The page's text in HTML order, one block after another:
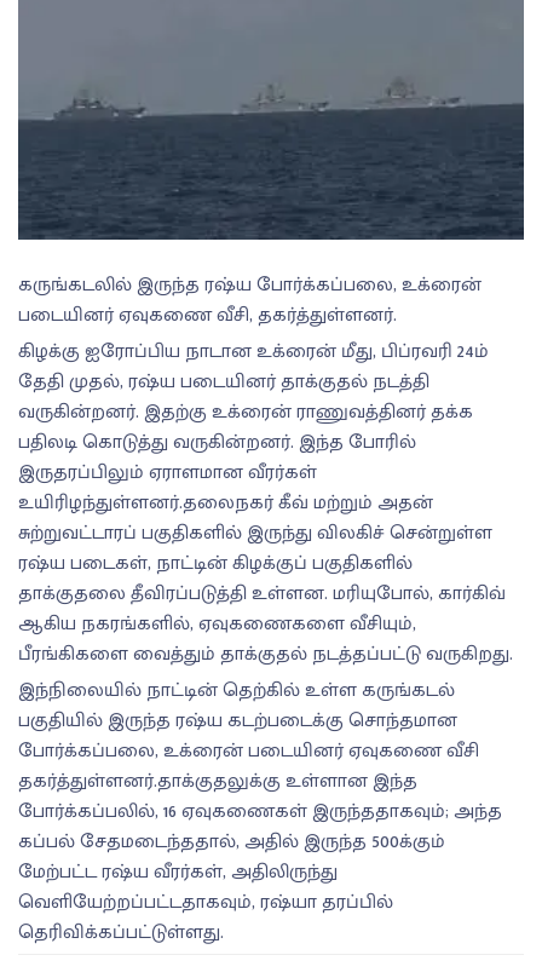
கருங்கடலில் இருந்த ரஷ்ய போர்க்கப்பலை, உக்ரைன்
படையினர் ஏவுகணை வீசி, தகர்த்துள்ளனர்.
கிழக்கு ஐரோப்பிய நாடான உக்ரைன் மீது, பிப்ரவரி 24ம்
தேதி முதல், ரஷ்ய படையினர் தாக்குதல் நடத்தி
வருகின்றனர். இதற்கு உக்ரைன் ராணுவத்தினர் தக்க
பதிலடி கொடுத்து வருகின்றனர். இந்த போரில்
இருதரப்பிலும் ஏராளமான வீரர்கள்
உயிரிழந்துள்ளனர்.தலைநகர் கீவ் மற்றும் அதன்
சுற்றுவட்டாரப் பகுதிகளில் இருந்து விலகிச் சென்றுள்ள
ரஷ்ய படைகள், நாட்டின் கிழக்குப் பகுதிகளில்
தாக்குதலை தீவிரப்படுத்தி உள்ளன. மரியுபோல், கார்கிவ்
ஆகிய நகரங்களில், ஏவுகணைகளை வீசியும்,
பீரங்கிகளை வைத்தும் தாக்குதல் நடத்தப்பட்டு வருகிறது.
இந்நிலையில் நாட்டின் தெற்கில் உள்ள கருங்கடல்
பகுதியில் இருந்த ரஷ்ய கடற்படைக்கு சொந்தமான
போர்க்கப்பலை, உக்ரைன் படையினர் ஏவுகணை வீசி
தகர்த்துள்ளனர்.தாக்குதலுக்கு உள்ளான இந்த
போர்க்கப்பலில், 16 ஏவுகணைகள் இருந்ததாகவும்; அந்த
கப்பல் சேதமடைந்ததால், அதில் இருந்த 500க்கும்
மேற்பட்ட ரஷ்ய வீரர்கள், அதிலிருந்து
வெளியேற்றப்பட்டதாகவும், ரஷ்யா தரப்பில்
தெரிவிக்கப்பட்டுள்ளது.